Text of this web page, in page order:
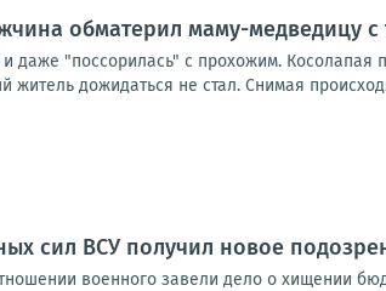
обматерил маму-медведицу
"поссорилась" с прохожим. Косолапая
дожидаться не стал. Снимая
сил ВСУ получил новое
военного завели дело о хищении